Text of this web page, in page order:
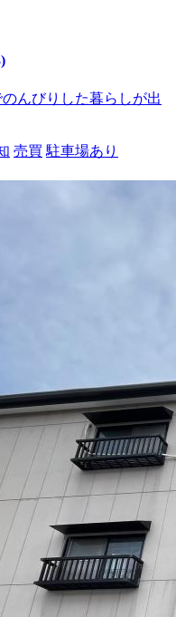
んびりした暮らしが出
売買 駐車場あり